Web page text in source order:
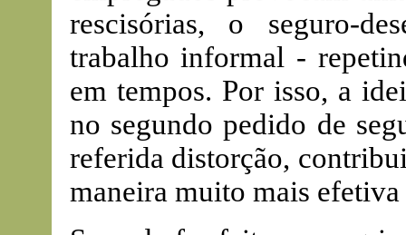
rescisórias, o seguro-
trabalho informal -
em tempos. Por isso, a
no segundo pedido de
referida distorção,
maneira muito mais